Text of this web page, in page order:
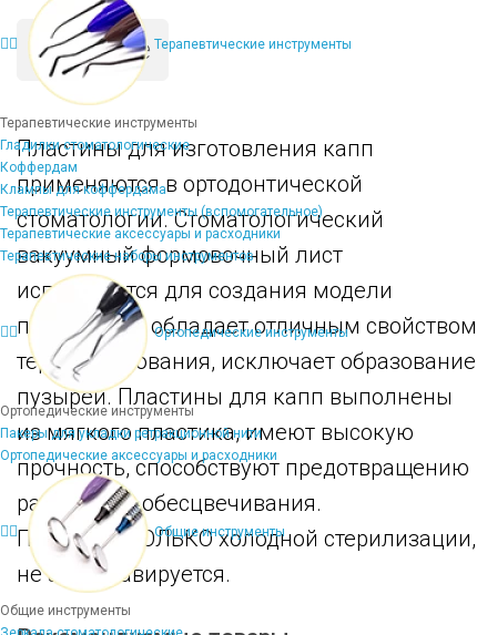
Терапевтические инструменты
Терапевтические инструменты
Гладилки стоматологические
Коффердам
Клампы для коффердама
Терапевтические инструменты (вспомогательное)
Терапевтические аксессуары и расходники
Терапевтические наборы инструментов
Ортопедические инструменты
Ортопедические инструменты
Пакеры для укладки ретракционной нити
Ортопедические аксессуары и расходники
Общие инструменты
Общие инструменты
Описание
Пластины для изготовления капп
применяются в ортодонтической
стоматологии. Стоматологический
вакуумный формовочный лист
используется для создания модели
полости рта, обладает отличным свойством
термоформования, исключает образование
пузырей. Пластины для капп выполнены
из мягкого пластика, имеют высокую
прочность, способствуют предотвращению
разрывов и обесцвечивания.
Подлежит ТОЛЬКО холодной стерилизации,
не автоклавируется.